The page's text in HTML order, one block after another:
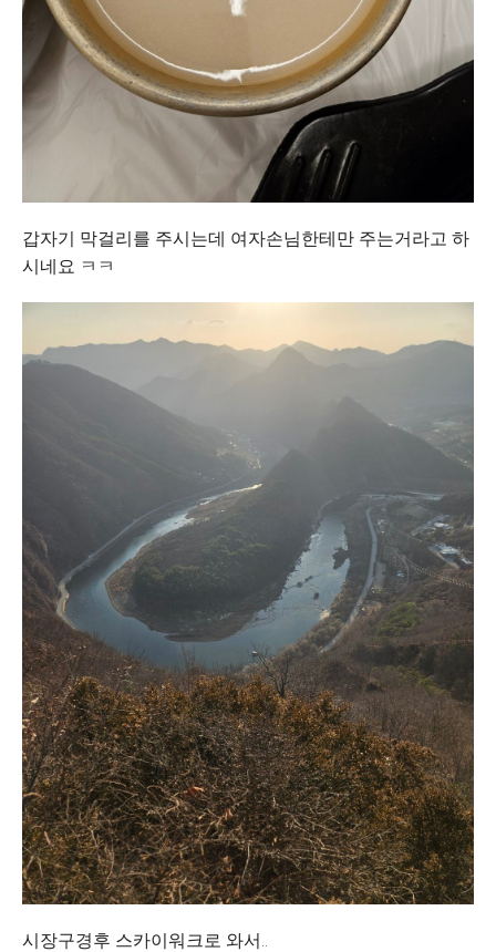
갑자기 막걸리를 주시는데 여자손님한테만 주는거라고 하
시네요 ㅋㅋ
시장구경후 스카이워크로 와서..